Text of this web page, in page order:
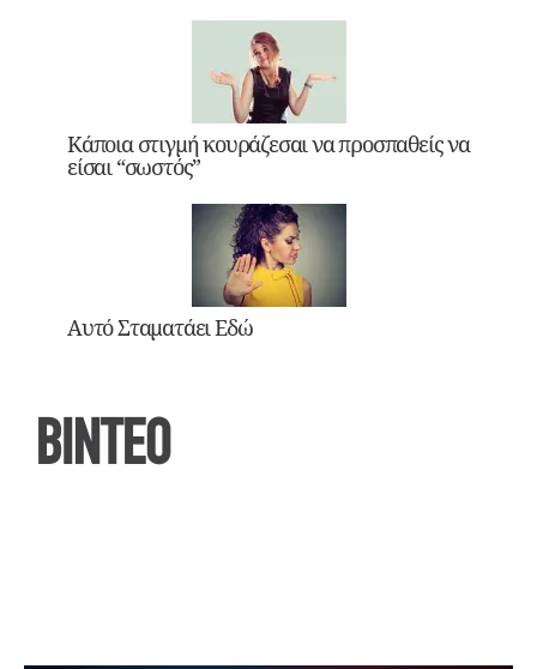
Κάποια στιγμή κουράζεσαι να προσπαθείς να
είσαι “σωστός”
Αυτό Σταματάει Εδώ
ΒΙΝΤΕΟ